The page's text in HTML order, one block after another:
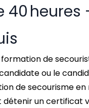
40 heures
formation de
ou le
de secourisme
détenir un certificat